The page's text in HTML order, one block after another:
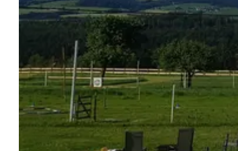
Consejos e inspiración
Cupones
Sobre nosotros